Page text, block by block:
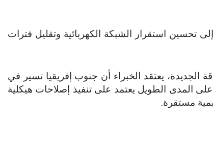
تحسين استقرار الشبكة الكهربائية وتقليل فترات
يعتقد الخبراء أن جنوب إفريقيا تسير في
المدى الطويل يعتمد على تنفيذ إصلاحات هيكلية
مستقرة.